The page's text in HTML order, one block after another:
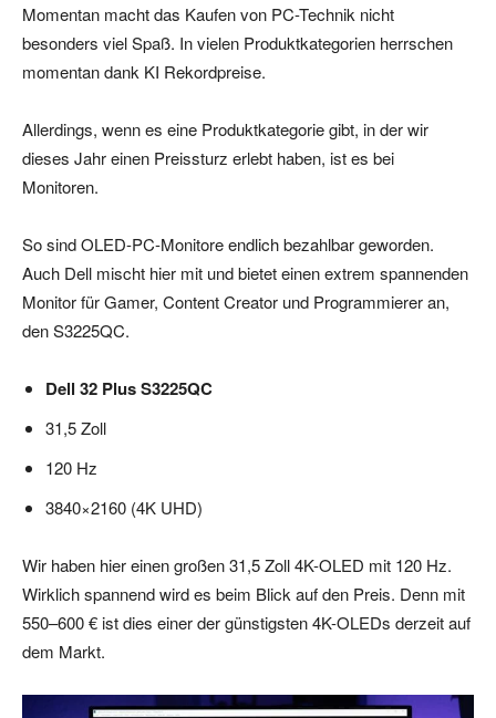
Momentan macht das Kaufen von PC-Technik nicht
besonders viel Spaß. In vielen Produktkategorien herrschen
momentan dank KI Rekordpreise.
Allerdings, wenn es eine Produktkategorie gibt, in der wir
dieses Jahr einen Preissturz erlebt haben, ist es bei
Monitoren.
So sind OLED-PC-Monitore endlich bezahlbar geworden.
Auch Dell mischt hier mit und bietet einen extrem spannenden
Monitor für Gamer, Content Creator und Programmierer an,
den S3225QC.
Dell 32 Plus S3225QC
31,5 Zoll
120 Hz
3840×2160 (4K UHD)
Wir haben hier einen großen 31,5 Zoll 4K-OLED mit 120 Hz.
Wirklich spannend wird es beim Blick auf den Preis. Denn mit
550–600 € ist dies einer der günstigsten 4K-OLEDs derzeit auf
dem Markt.